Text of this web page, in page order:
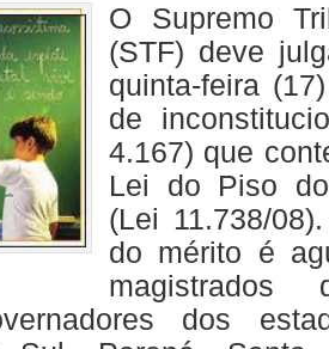
O Supremo
(STF) deve
quinta-feira
de
4.167) que
Lei do Piso
(Lei 11.738/
do mérito é
magistrados
dos